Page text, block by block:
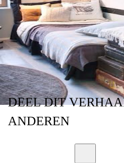
PINEDO
DEELDIT
ANDEREN